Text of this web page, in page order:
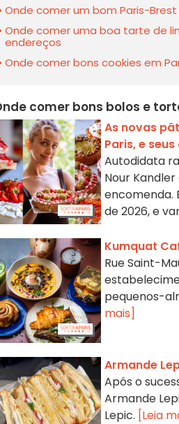
Onde comer um bom Paris-
Onde comer uma boa tarte de
endereços
Onde comer bons cookies em
comer bons bolos e
As novas
Paris, e
Autodidata
Nour
encomenda.
de 2026, e
Kumquat
Rue Saint-
pequenos-
mais]
Armande
Após o
Armande
Lepic. [Leia